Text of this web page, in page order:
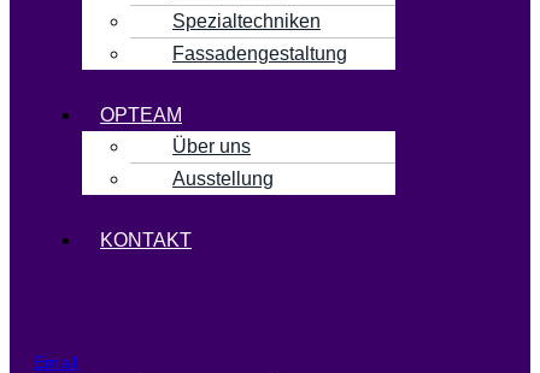
Spezialtechniken
Fassadengestaltung
OPTEAM
Über uns
Ausstellung
KONTAKT
Email